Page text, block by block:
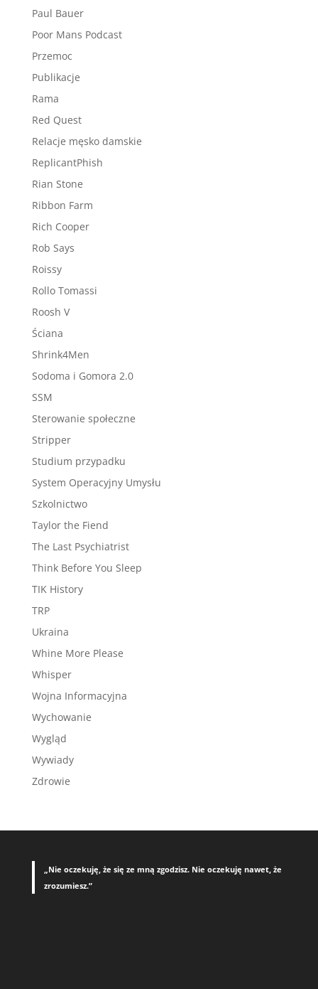
Paul Bauer
Poor Mans Podcast
Przemoc
Publikacje
Rama
Red Quest
Relacje męsko damskie
ReplicantPhish
Rian Stone
Ribbon Farm
Rich Cooper
Rob Says
Roissy
Rollo Tomassi
Roosh V
Ściana
Shrink4Men
Sodoma i Gomora 2.0
SSM
Sterowanie społeczne
Stripper
Studium przypadku
System Operacyjny Umysłu
Szkolnictwo
Taylor the Fiend
The Last Psychiatrist
Think Before You Sleep
TIK History
TRP
Ukraina
Whine More Please
Whisper
Wojna Informacyjna
Wychowanie
Wygląd
Wywiady
Zdrowie
„Nie oczekuję, że się ze mną zgodzisz. Nie oczekuję nawet, że
zrozumiesz.”